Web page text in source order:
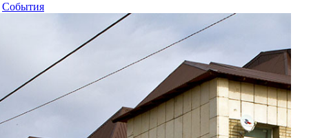
События